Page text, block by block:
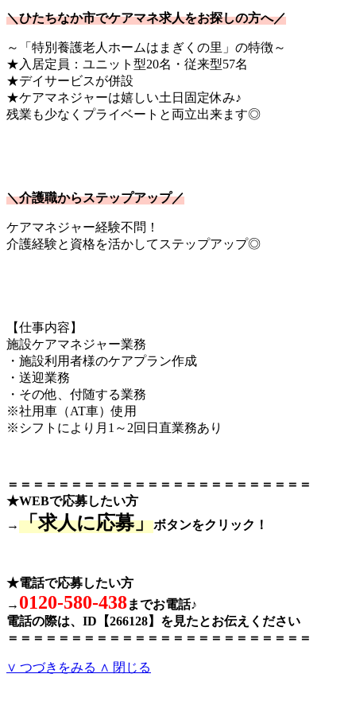
＼ひたちなか市でケアマネ求人をお探しの方へ／
～「特別養護老人ホームはまぎくの里」の特徴～
★入居定員：ユニット型20名・従来型57名
★デイサービスが併設
★ケアマネジャーは嬉しい土日固定休み♪
残業も少なくプライベートと両立出来ます◎
＼介護職からステップアップ／
ケアマネジャー経験不問！
介護経験と資格を活かしてステップアップ◎
【仕事内容】
施設ケアマネジャー業務
・施設利用者様のケアプラン作成
・送迎業務
・その他、付随する業務
※社用車（AT車）使用
※シフトにより月1～2回日直業務あり
＝＝＝＝＝＝＝＝＝＝＝＝＝＝＝＝＝＝＝＝＝＝＝＝
★WEBで応募したい方
→「求人に応募」ボタンをクリック！
★電話で応募したい方
→ 0120-580-438までお電話♪
電話の際は、ID【266128】を見たとお伝えください
＝＝＝＝＝＝＝＝＝＝＝＝＝＝＝＝＝＝＝＝＝＝＝＝
∨ つづきをみる ∧ 閉じる